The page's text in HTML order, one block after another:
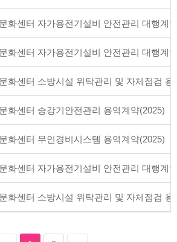
화센터 자가용전기설비 안전관리 대행계
화센터 자가용전기설비 안전관리 대행계
화센터 소방시설 위탁관리 및 자체점검 용
화센터 승강기안전관리 용역계약(2025)
화센터 무인경비시스템 용역계약(2025)
화센터 자가용전기설비 안전관리 대행계
화센터 소방시설 위탁관리 및 자체점검 용